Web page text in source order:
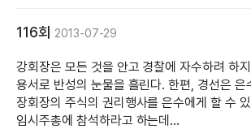
116회 2013-07-29
강회장은 모든 것을 안고 경찰에 자수하려 하
용서로 반성의 눈물을 흘린다. 한편, 경선은 은
장회장의 주식의 권리행사를 은수에게 할 수
임시주총에 참석하라고 하는데...